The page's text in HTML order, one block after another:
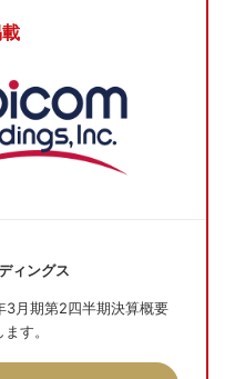
ィングス
月期第2四半期決算概要
す。